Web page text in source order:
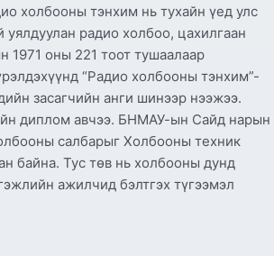
холбооны тэнхим нь тухайн үед улс
радио холбоо, цахилгаан
1971 оны 221 тоот тушаалаар
“Радио холбооны тэнхим”-
засагчийн анги шинээр нээжээ.
диплом авчээ. БНМАУ-ын Сайд нарын
салбарыг Холбооны техник
байна. Тус төв нь холбооны дунд
ажилчид бэлтгэх түгээмэл